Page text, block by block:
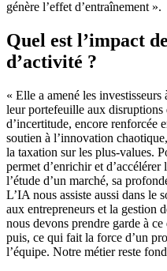
génère l’effet d’entraînement ».
Quel est l’impact
d’activité ?
« Elle a amené les
leur portefeuille aux disruptions
d’incertitude, encore renforcée
soutien à l’innovation
la taxation sur les plus-values.
permet d’enrichir et d’accélérer
l’étude d’un marché, sa
L’IA nous assiste aussi dans le
aux entrepreneurs et la gestion
nous devons prendre garde à
puis, ce qui fait la force d’un
l’équipe. Notre métier reste